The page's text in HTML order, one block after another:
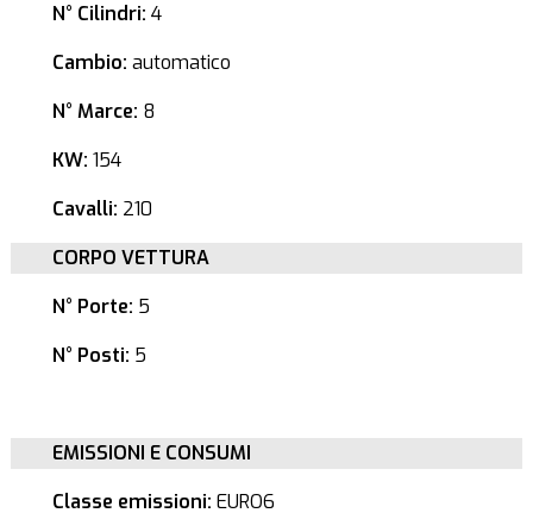
N° Cilindri: 4
Cambio: automatico
N° Marce: 8
KW: 154
Cavalli: 210
CORPO VETTURA
N° Porte: 5
N° Posti: 5
EMISSIONI E CONSUMI
Classe emissioni: EURO6